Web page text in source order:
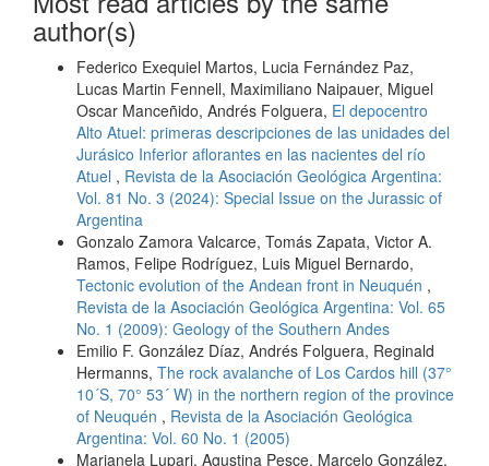
author(s)
Federico Exequiel Martos, Lucia Fernández Paz,
Lucas Martin Fennell, Maximiliano Naipauer, Miguel
Oscar Manceñido, Andrés Folguera, El depocentro
Alto Atuel: primeras descripciones de las unidades del
Jurásico Inferior aflorantes en las nacientes del río
Atuel , Revista de la Asociación Geológica Argentina:
Vol. 81 No. 3 (2024): Special Issue on the Jurassic of
Argentina
Gonzalo Zamora Valcarce, Tomás Zapata, Victor A.
Ramos, Felipe Rodríguez, Luis Miguel Bernardo,
Tectonic evolution of the Andean front in Neuquén ,
Revista de la Asociación Geológica Argentina: Vol. 65
No. 1 (2009): Geology of the Southern Andes
Emilio F. González Díaz, Andrés Folguera, Reginald
Hermanns, The rock avalanche of Los Cardos hill (37°
10´S, 70° 53´ W) in the northern region of the province
of Neuquén , Revista de la Asociación Geológica
Argentina: Vol. 60 No. 1 (2005)
Marianela Lupari, Agustina Pesce, Marcelo González,